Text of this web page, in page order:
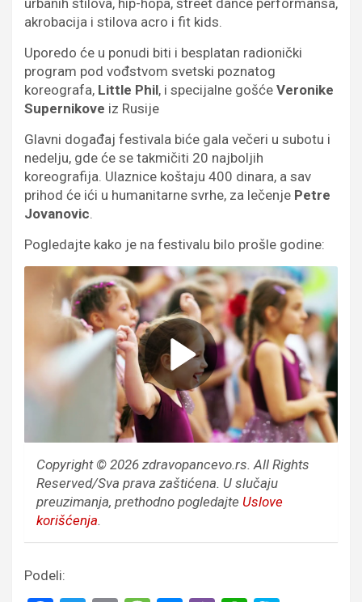
urbanih stilova, hip-hopa, street dance performansa,
akrobacija i stilova acro i fit kids.
Uporedo će u ponudi biti i besplatan radionički
program pod vođstvom svetski poznatog
koreografa, Little Phil, i specijalne gošće Veronike
Supernikove iz Rusije
Glavni događaj festivala biće gala večeri u subotu i
nedelju, gde će se takmičiti 20 najboljih
koreografija. Ulaznice koštaju 400 dinara, a sav
prihod će ići u humanitarne svrhe, za lečenje Petre
Jovanovic.
Pogledajte kako je na festivalu bilo prošle godine:
Copyright © 2026 zdravopancevo.rs. All Rights
Reserved/Sva prava zaštićena. U slučaju
preuzimanja, prethodno pogledajte Uslove
korišćenja.
Podeli: